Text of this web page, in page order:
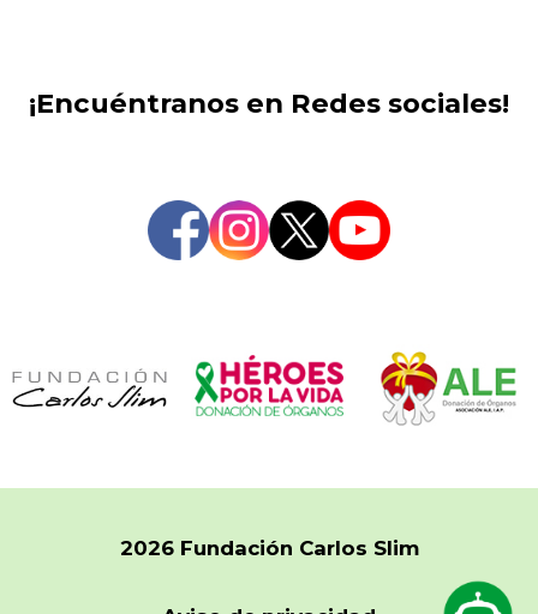
¡Encuéntranos en Redes sociales!
2026 Fundación Carlos Slim